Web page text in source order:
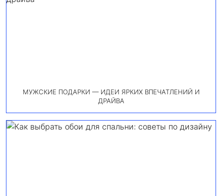
МУЖСКИЕ ПОДАРКИ — ИДЕИ ЯРКИХ ВПЕЧАТЛЕНИЙ И
ДРАЙВА